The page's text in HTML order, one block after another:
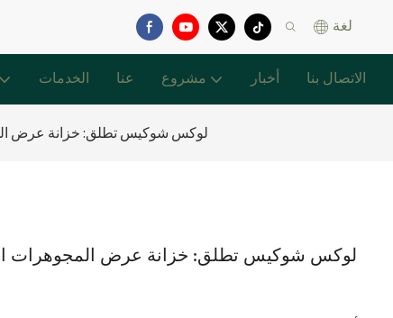
لغة
الخدمات عنا مشروع أخبار الاتصال بنا
لوكس شوكيس تطلق: خزانة عرض
لوكس شوكيس تطلق: خزانة عرض المجوهرات